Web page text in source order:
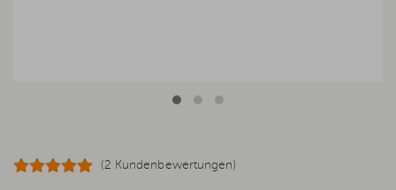
(2 Kundenbewertungen)